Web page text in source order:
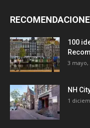
100
3 mayo,
NH
1